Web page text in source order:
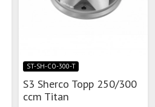
ST-SH-CO-300-T
S3 Sherco Topp 250/300
ccm Titan